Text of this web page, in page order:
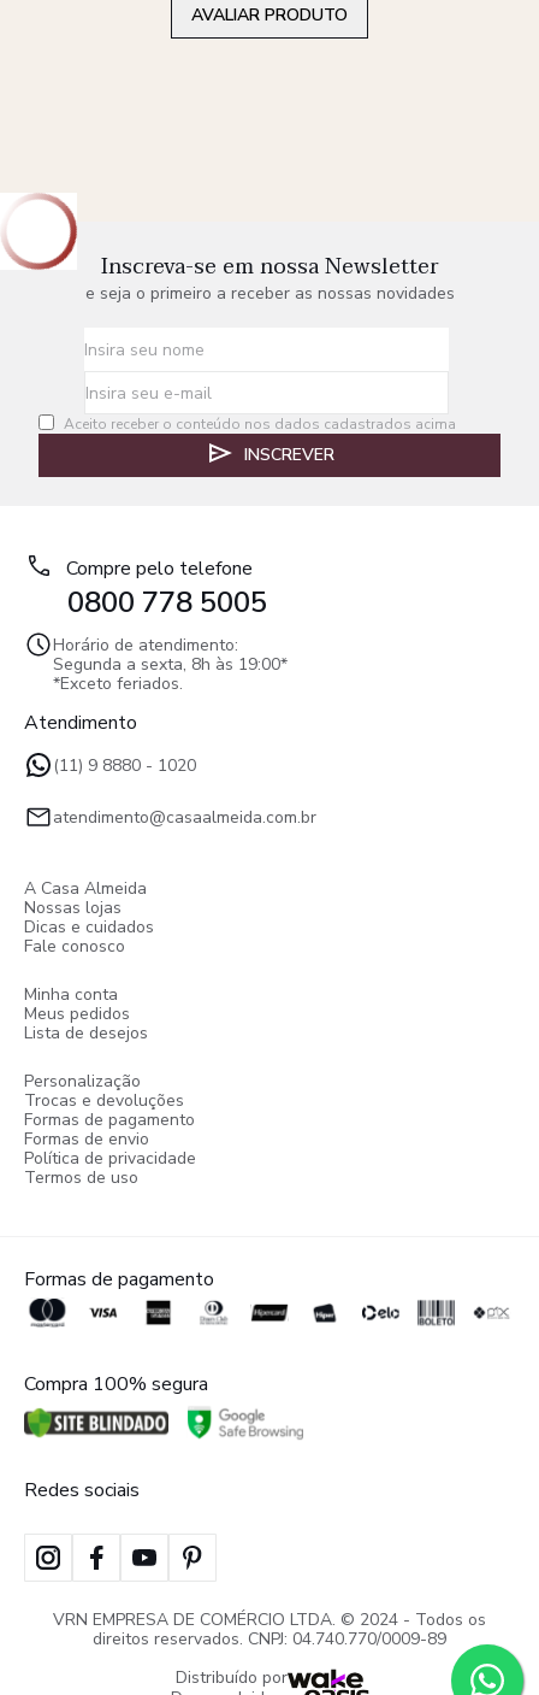
AVALIAR PRODUTO
Inscreva-se em nossa Newsletter
e seja o primeiro a receber as nossas novidades
Aceito receber o conteúdo nos dados cadastrados acima
INSCREVER
Compre pelo telefone
0800 778 5005
Horário de atendimento:
Segunda a sexta, 8h às 19:00*
*Exceto feriados.
Atendimento
(11) 9 8880 - 1020
atendimento@casaalmeida.com.br
A Casa Almeida
Nossas lojas
Dicas e cuidados
Fale conosco
Minha conta
Meus pedidos
Lista de desejos
Personalização
Trocas e devoluções
Formas de pagamento
Formas de envio
Política de privacidade
Termos de uso
Formas de pagamento
Compra 100% segura
Redes sociais
VRN EMPRESA DE COMÉRCIO LTDA. © 2024 - Todos os
direitos reservados. CNPJ: 04.740.770/0009-89
Distribuído por